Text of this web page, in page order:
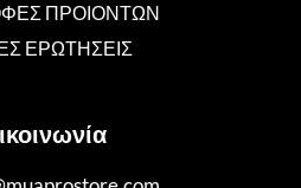
ΠΡΟΙΟΝΤΩΝ
ΕΡΩΤΗΣΕΙΣ